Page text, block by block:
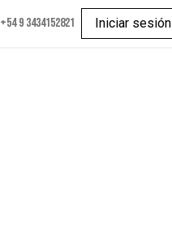
+54 9 3434152821 Iniciar sesión